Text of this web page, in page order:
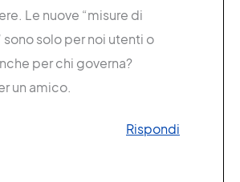
Le nuove “misure di
sono solo per noi utenti o
per chi governa?
un amico.
Rispondi